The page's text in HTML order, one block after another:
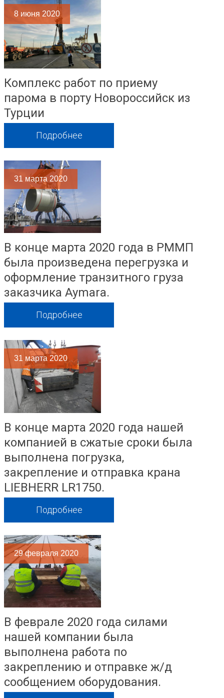
8 июня 2020
Комплекс работ по приему
парома в порту Новороссийск из
Турции
Подробнее
31 марта 2020
В конце марта 2020 года в РММП
была произведена перегрузка и
оформление транзитного груза
заказчика Aymara.
Подробнее
31 марта 2020
В конце марта 2020 года нашей
компанией в сжатые сроки была
выполнена погрузка,
закрепление и отправка крана
LIEBHERR LR1750.
Подробнее
29 февраля 2020
В феврале 2020 года силами
нашей компании была
выполнена работа по
закреплению и отправке ж/д
сообщением оборудования.